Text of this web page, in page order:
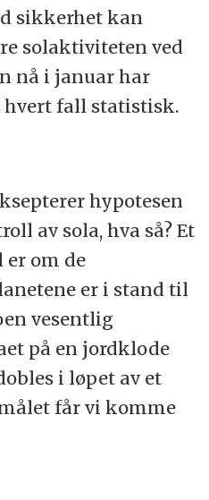
sikkerhet kan
solaktiviteten ved
nå i januar har
hvert fall statistisk.
hypotesen
av sola, hva så? Et
om de
er i stand til
vesentlig
på en jordklode
i løpet av et
får vi komme